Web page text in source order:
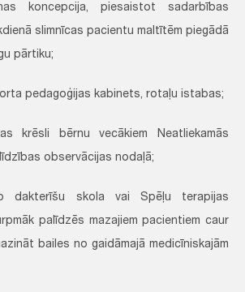
koncepcija, piesaistot sadarbības
slimnīcas pacientu maltītēm piegādā
pārtiku;
pedagoģijas kabinets, rotaļu istabas;
krēsli bērnu vecākiem Neatliekamās
observācijas nodaļā;
dakterīšu skola vai Spēļu terapijas
palīdzēs mazajiem pacientiem caur
bailes no gaidāmajā medicīniskajām